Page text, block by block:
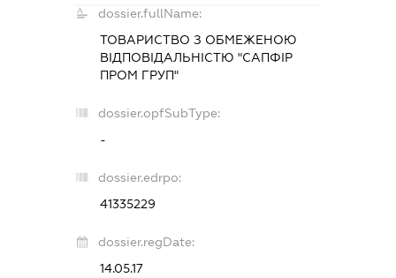
dossier.fullName:
ТОВАРИСТВО З ОБМЕЖЕНОЮ
ВІДПОВІДАЛЬНІСТЮ "САПФІР
ПРОМ ГРУП"
dossier.opfSubType:
-
dossier.edrpo:
41335229
dossier.regDate:
14.05.17